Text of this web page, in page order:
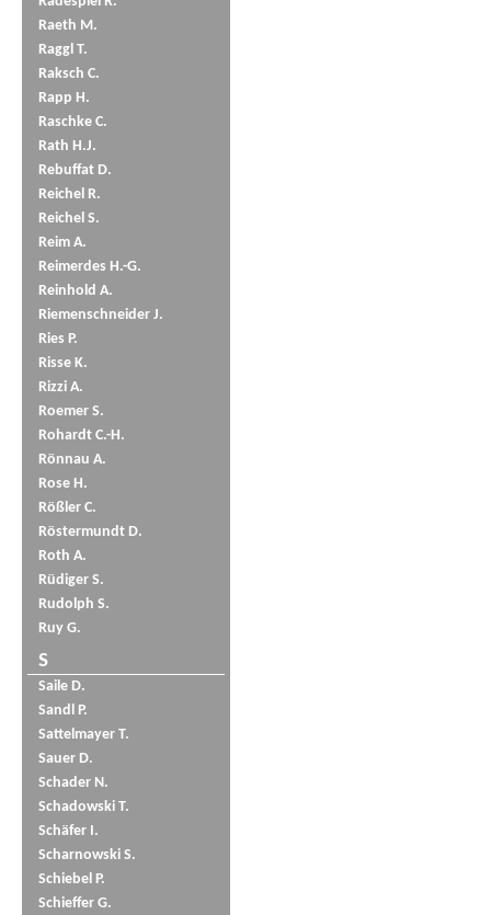
Raeth M.
Raggl T.
Raksch C.
Rapp H.
Raschke C.
Rath H.J.
Rebuffat D.
Reichel R.
Reichel S.
Reim A.
Reimerdes H.-G.
Reinhold A.
Riemenschneider J.
Ries P.
Risse K.
Rizzi A.
Roemer S.
Rohardt C.-H.
Rönnau A.
Rose H.
Rößler C.
Röstermundt D.
Roth A.
Rüdiger S.
Rudolph S.
Ruy G.
S
Saile D.
Sandl P.
Sattelmayer T.
Sauer D.
Schader N.
Schadowski T.
Schäfer I.
Scharnowski S.
Schiebel P.
Schieffer G.